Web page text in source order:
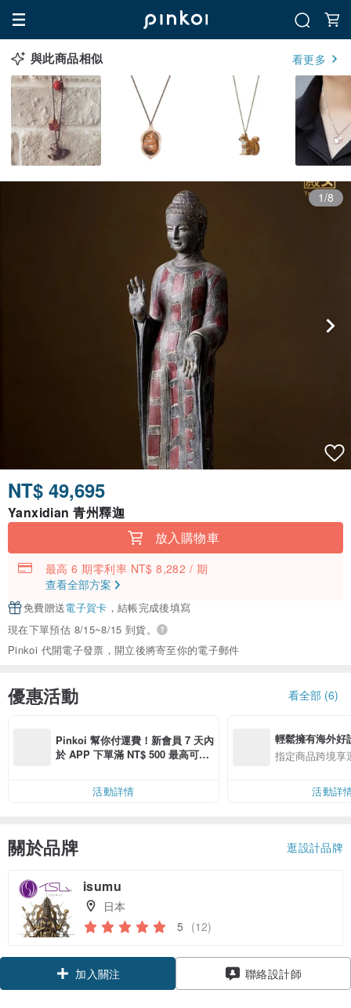
與此商品相似 看更多
1/8
NT$ 49,695
Yanxidian 青州釋迦
放入購物車
最高 6 期零利率 NT$ 8,282 / 期
查看全部方案
免費贈送電子賀卡 ，結帳完成後填寫
現在下單預估 8/15~8/15 到貨。
Pinkoi 代開電子發票，開立後將寄至你的電子郵件
優惠活動 看全部 (6)
Pinkoi 幫你付運費！新會員 7 天內
於 APP 下單滿 NT$ 500 最高可折
活動詳情
輕鬆擁有海外好
指定商品跨境享
活動詳
關於品牌 逛設計品牌
isumu
日本
5 (12)
加入關注 聯絡設計師